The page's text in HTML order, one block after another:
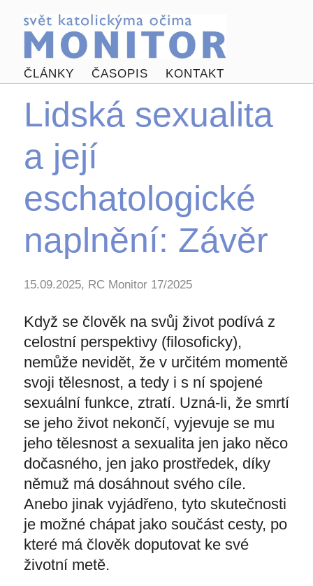
ČLÁNKY ČASOPIS KONTAKT
Lidská sexualita
a její
eschatologické
naplnění: Závěr
15.09.2025, RC Monitor 17/2025
Když se člověk na svůj život podívá z
celostní perspektivy (filosoficky),
nemůže nevidět, že v určitém momentě
svoji tělesnost, a tedy i s ní spojené
sexuální funkce, ztratí. Uzná-li, že smrtí
se jeho život nekončí, vyjevuje se mu
jeho tělesnost a sexualita jen jako něco
dočasného, jen jako prostředek, díky
němuž má dosáhnout svého cíle.
Anebo jinak vyjádřeno, tyto skutečnosti
je možné chápat jako součást cesty, po
které má člověk doputovat ke své
životní metě.